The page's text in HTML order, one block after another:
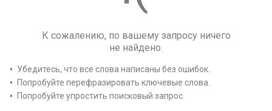
К сожалению, по вашему запросу ничего
не найдено.
Убедитесь, что все слова написаны без ошибок.
Попробуйте перефразировать ключевые слова.
Попробуйте упростить поисковый запрос.